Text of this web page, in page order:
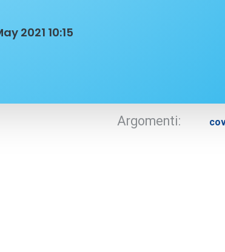
2021 10:15
Argomenti: